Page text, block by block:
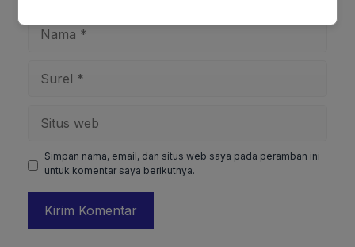
Nama
web
Simpan nama, email, dan situs web saya pada peramban ini
untuk komentar saya berikutnya.